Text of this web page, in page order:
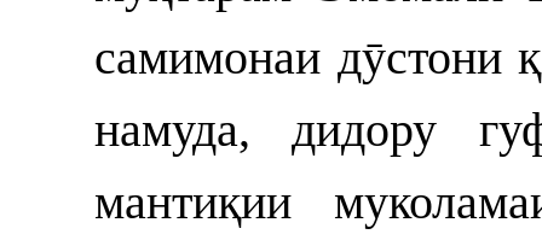
самимонаи дӯстони
намуда, дидору
мантиқии